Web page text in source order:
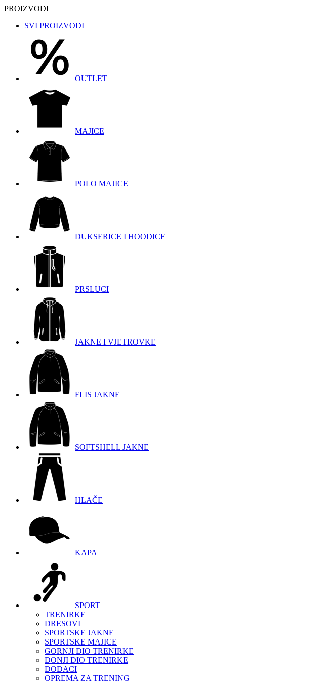
PROIZVODI
SVI PROIZVODI
OUTLET
MAJICE
POLO MAJICE
DUKSERICE I HOODICE
PRSLUCI
JAKNE I VJETROVKE
FLIS JAKNE
SOFTSHELL JAKNE
HLAČE
KAPA
SPORT
TRENIRKE
DRESOVI
SPORTSKE JAKNE
SPORTSKE MAJICE
GORNJI DIO TRENIRKE
DONJI DIO TRENIRKE
DODACI
OPREMA ZA TRENING